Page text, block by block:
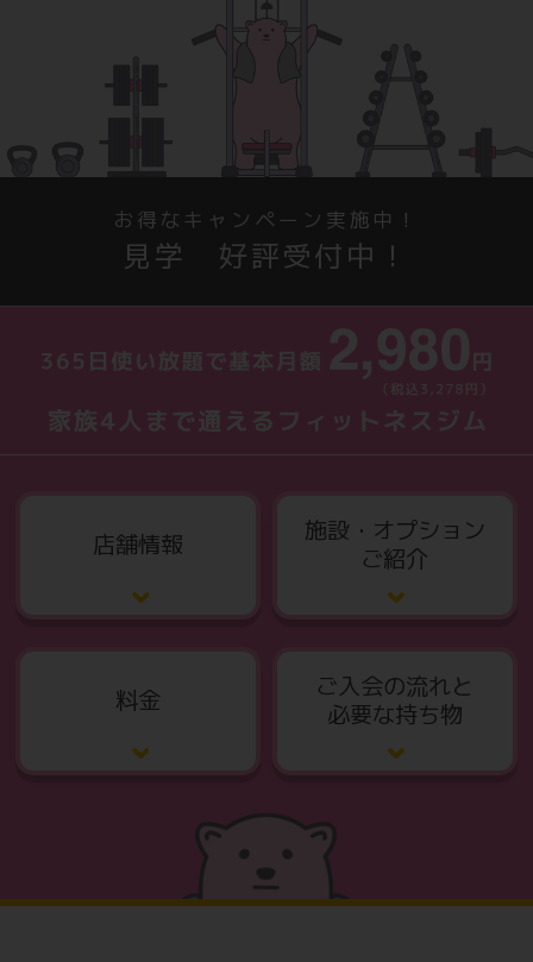
お得なキャンペーン実施中！
見学 好評受付中！
店舗情報
施設・オプション
ご紹介
料金
ご入会の流れと
必要な持ち物